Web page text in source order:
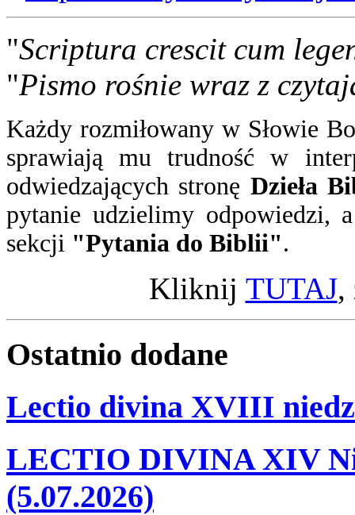
"Scriptura crescit cum
"Pismo rośnie wraz z
Każdy rozmiłowany w Słowie
sprawiają mu trudność w
odwiedzających stronę Dzieła
pytanie udzielimy odpowiedzi,
sekcji "Pytania do Biblii".
Kliknij TUTAJ,
Ostatnio dodane
Lectio divina XVIII
LECTIO DIVINA XIV
(5.07.2026)